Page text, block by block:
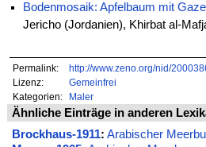
Bodenmosaik: Apfelbaum mit
Jericho (Jordanien), Khirbat al-
Permalink:
http://www.zeno.org/nid/
Lizenz:
Gemeinfrei
Kategorien:
Maler
Ähnliche Einträge in anderen
Brockhaus-1911: Arabischer